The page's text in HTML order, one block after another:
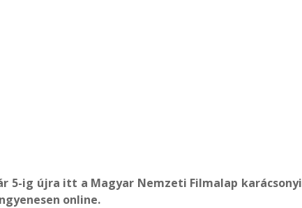
5-ig újra itt a Magyar Nemzeti Filmalap karácsonyi
online.